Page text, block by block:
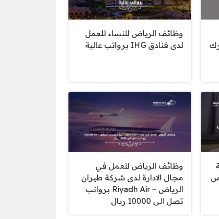
وظائف الرياض للنساء للعمل
لدى فنادق IHG برواتب عالية
وظائف الرياض للعمل في
مجال الادارة لدى شركة طيران
الرياض – Riyadh Air برواتب
تصل الى 10000 ريال